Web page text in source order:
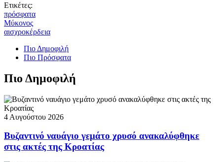
Ετικέτες:
πρόσφατα
Μύκονος
αισχροκέρδεια
Πιο Δημοφιλή
Πιο Πρόσφατα
Πιο Δημοφιλή
4 Αυγούστου 2026
Βυζαντινό ναυάγιο γεμάτο χρυσό ανακαλύφθηκε
στις ακτές της Κροατίας